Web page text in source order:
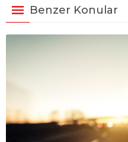
Benzer Konular